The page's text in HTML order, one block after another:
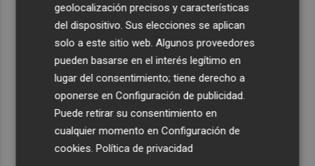
geolocalización precisos y características
del dispositivo. Sus elecciones se aplican
solo a este sitio web. Algunos proveedores
pueden basarse en el interés legítimo en
lugar del consentimiento; tiene derecho a
oponerse enConfiguración de publicidad
Puede retirar su consentimiento en
cualquier momento enConfiguración de
cookies .Política de privacidad